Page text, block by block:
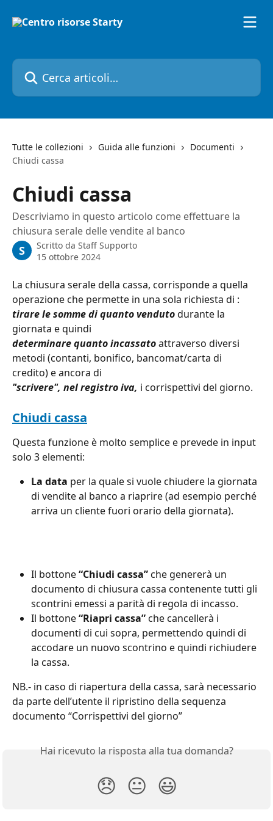
Cerca articoli…
Tutte le collezioni Guida alle funzioni
Documenti
Chiudi cassa
Chiudi cassa
Descriviamo in questo articolo come effettuare la
chiusura serale delle vendite al banco
S Scritto da Staff Supporto
15 ottobre 2024
La chiusura serale della cassa, corrisponde a quella
operazione che permette in una sola richiesta di :
tirare le somme di quanto vendutodurante la
giornata e quindi
determinare quanto incassato attraverso diversi
metodi (contanti, bonifico, bancomat/carta di
credito) e ancora di
"scrivere", nel registro iva, i corrispettivi del giorno.
Chiudi cassa
Questa funzione è molto semplice e prevede in input
solo 3 elementi:
La data per la quale si vuole chiudere la giornata
di vendite al banco a riaprire (ad esempio perché
arriva un cliente fuori orario della giornata).
Il bottone “Chiudi cassa” che genererà un
documento di chiusura cassa contenente tutti gli
scontrini emessi a parità di regola di incasso.
Il bottone “Riapri cassa” che cancellerà i
documenti di cui sopra, permettendo quindi di
accodare un nuovo scontrino e quindi richiudere
la cassa.
NB.- in caso di riapertura della cassa, sarà necessario
da parte dell’utente il ripristino della sequenza
documento “Corrispettivi del giorno”
Hai ricevuto la risposta alla tua domanda?
😞 😐 😃